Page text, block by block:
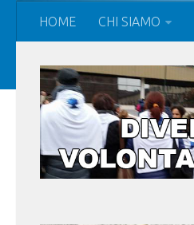
HOME CHI SIAMO